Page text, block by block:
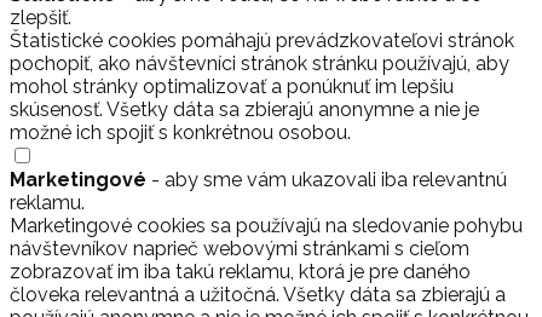
zlepšiť.
Štatistické cookies pomáhajú prevádzkovateľovi stránok
pochopiť, ako návštevníci stránok stránku používajú, aby
mohol stránky optimalizovať a ponúknuť im lepšiu
skúsenosť. Všetky dáta sa zbierajú anonymne a nie je
možné ich spojiť s konkrétnou osobou.
Marketingové - aby sme vám ukazovali iba relevantnú
reklamu.
Marketingové cookies sa používajú na sledovanie pohybu
návštevníkov naprieč webovými stránkami s cieľom
zobrazovať im iba takú reklamu, ktorá je pre daného
človeka relevantná a užitočná. Všetky dáta sa zbierajú a